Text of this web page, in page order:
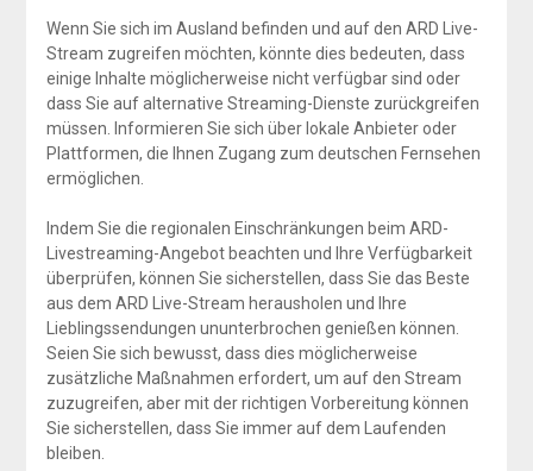
Wenn Sie sich im Ausland befinden und auf den ARD Live-
Stream zugreifen möchten, könnte dies bedeuten, dass
einige Inhalte möglicherweise nicht verfügbar sind oder
dass Sie auf alternative Streaming-Dienste zurückgreifen
müssen. Informieren Sie sich über lokale Anbieter oder
Plattformen, die Ihnen Zugang zum deutschen Fernsehen
ermöglichen.
Indem Sie die regionalen Einschränkungen beim ARD-
Livestreaming-Angebot beachten und Ihre Verfügbarkeit
überprüfen, können Sie sicherstellen, dass Sie das Beste
aus dem ARD Live-Stream herausholen und Ihre
Lieblingssendungen ununterbrochen genießen können.
Seien Sie sich bewusst, dass dies möglicherweise
zusätzliche Maßnahmen erfordert, um auf den Stream
zuzugreifen, aber mit der richtigen Vorbereitung können
Sie sicherstellen, dass Sie immer auf dem Laufenden
bleiben.